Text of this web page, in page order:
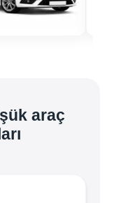
araç